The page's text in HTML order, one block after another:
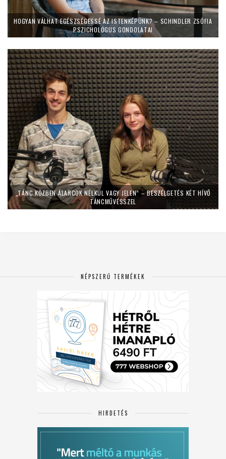
HOGYAN VÁLHAT EGÉSZSÉGESSÉ AZ ISTENKÉPÜNK? – SCHINDLER ZSÓFIA
PSZICHOLÓGUS GONDOLATAI
„TÁNC KÖZBEN ÁLARCOK NÉLKÜL VAGY JELEN” – BESZÉLGETÉS KÉT HÍVŐ
TÁNCMŰVÉSSZEL
NÉPSZERŰ TERMÉKEK
HIRDETÉS